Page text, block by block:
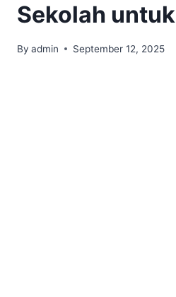
Sekolah untuk
By admin September 12, 2025